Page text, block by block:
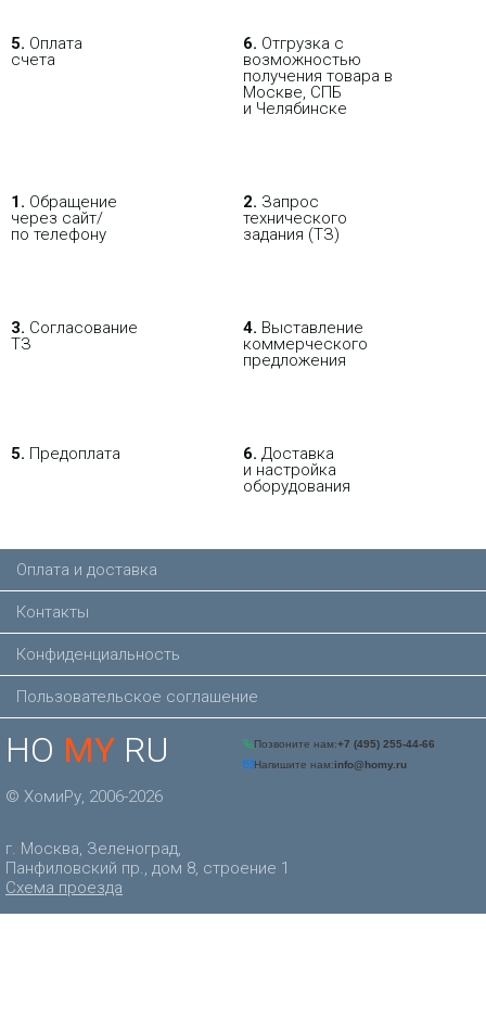
5. Оплата
счета
6. Отгрузка с
возможностью
получения товара в
Москве, СПБ
и Челябинске
1. Обращение
через сайт/
по телефону
2. Запрос
технического
задания (ТЗ)
3. Согласование
ТЗ
4. Выставление
коммерческого
предложения
5. Предоплата 6. Доставка
и настройка
оборудования
HO MY RU
© ХомиРу, 2006-2026
г. Москва, Зеленоград,
Панфиловский пр., дом 8, строение 1
Схема проезда
Оплата и доставка
Контакты
Конфиденциальность
Пользовательское соглашение